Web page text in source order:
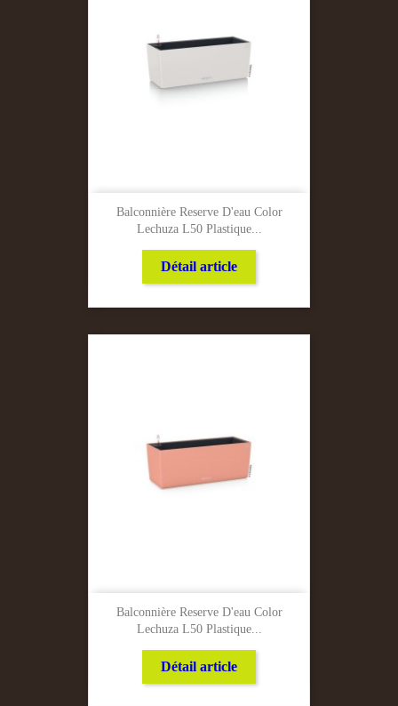
Balconnière Reserve D'eau Color
Lechuza L50 Plastique...
Détail article
Balconnière Reserve D'eau Color
Lechuza L50 Plastique...
Détail article